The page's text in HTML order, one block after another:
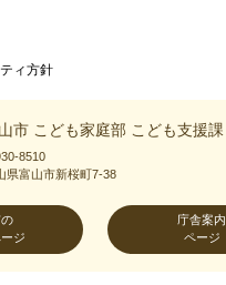
ィ方針
市 こども家庭部 こども支援課
8510
県富山市新桜町7-38
ジ
庁舎案内
ページ